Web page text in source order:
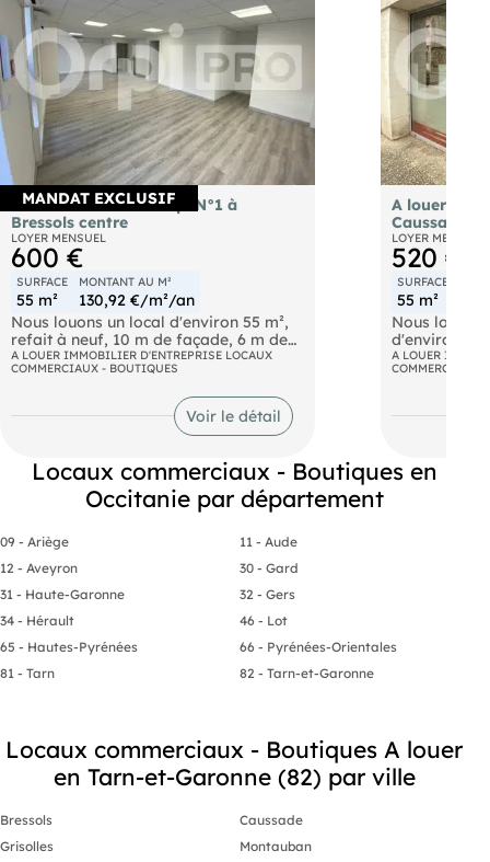
MANDAT EXCLUSIF
A louer local 55m² empl N°1 à
Bressols centre
LOYER MENSUEL
600 €
SURFACE
55 m²
MONTANT AU M²
130,92 €/m²/an
Nous louons un local d'environ 55 m²,
refait à neuf, 10 m de façade, 6 m de
vitrine, parking gratuit, centre ville
Bressols.
Loyer mensuel : 600 € HC sans TVA.
- Loyer annuel : 7200 € NET
- Charges annuelles : 960 € NET
- Taxe foncière : 700 € Preneur
- Honoraires : 20.99% HT à la charge
du preneur (soit 1 512,00 € HT)
A LOUER IMMOBILIER D'ENTREPRISE LOCAUX
COMMERCIAUX - BOUTIQUES
Voir le détail
A louer
Caussade
LOYER MENSUEL
520 €
SURFACE
55 m²
Nous
d'environ 55
vente et
loyer
- Charges
A LOUER
COMMERCIAUX
Locaux commerciaux - Boutiques en
Occitanie par département
09 - Ariège
11 - Aude
12 - Aveyron
30 - Gard
31 - Haute-Garonne
32 - Gers
34 - Hérault
46 - Lot
65 - Hautes-Pyrénées
66 - Pyrénées-Orientales
81 - Tarn
82 - Tarn-et-Garonne
Locaux commerciaux - Boutiques A louer
en Tarn-et-Garonne (82) par ville
Bressols
Caussade
Grisolles
Montauban